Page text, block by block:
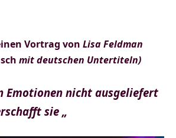
Vortrag von Lisa Feldman
mit deutschen Untertiteln)
Emotionen nicht ausgeliefert
sie „